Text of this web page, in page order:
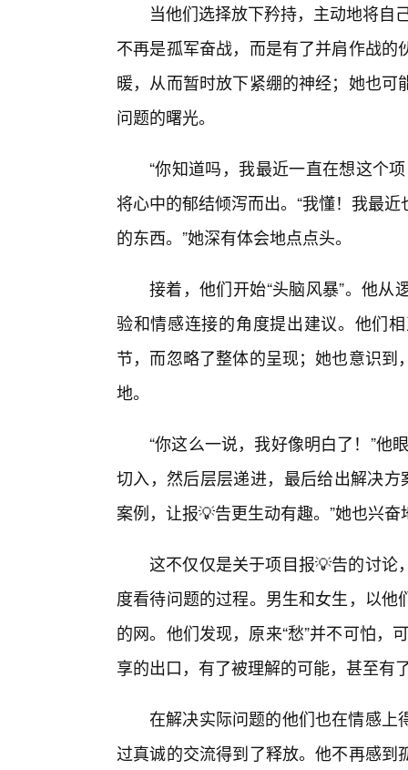
当他们选择放下矜持，主动地将自
不再是孤军奋战，而是有了并肩作战
暖，从而暂时放下紧绷的神经；她也
问题的曙光。
“你知道吗，我最近一直在想这个
将心中的郁结倾泻而出。“我懂！我最
的东西。”她深有体会地点点头。
接着，他们开始“头脑风暴”。他
验和情感连接的角度提出建议。他们
节，而忽略了整体的呈现；她也意识
地。
“你这么一说，我好像明白了！”他
切入，然后层层递进，最后给出解决
案例，让报💡告更生动有趣。”她也兴奋
这不仅仅是关于项目报💡告的讨论
度看待问题的过程。男生和女生，以
的网。他们发现，原来“愁”并不可怕，
享的出口，有了被理解的可能，甚至有
在解决实际问题的他们也在情感上
过真诚的交流得到了释放。他不再感